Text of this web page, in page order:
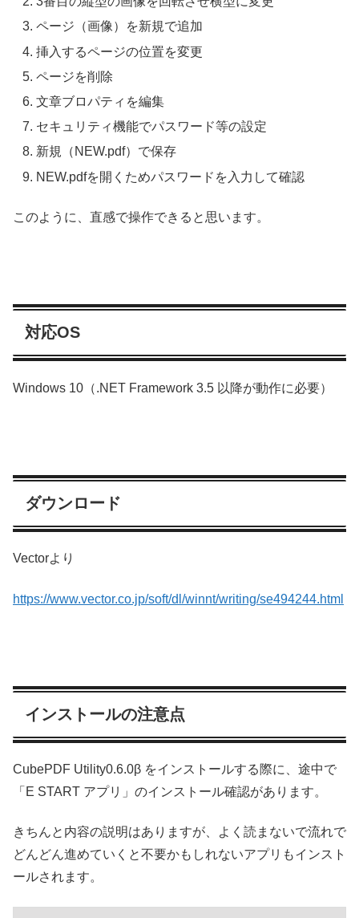
ページ（画像）を新規で追加
挿入するページの位置を変更
ページを削除
文章ブロパティを編集
セキュリティ機能でパスワード等の設定
新規（NEW.pdf）で保存
NEW.pdfを開くためパスワードを入力して確認
このように、直感で操作できると思います。
対応OS
Windows 10（.NET Framework 3.5 以降が動作に必要）
ダウンロード
Vectorより
https://www.vector.co.jp/soft/dl/winnt/writing/se494244.html
インストールの注意点
CubePDF Utility0.6.0β をインストールする際に、途中で
「E START アプリ」のインストール確認があります。
きちんと内容の説明はありますが、よく読まないで流れで
どんどん進めていくと不要かもしれないアプリもインスト
ールされます。